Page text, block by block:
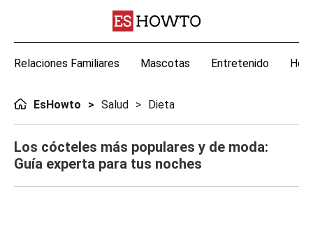
Relaciones Familiares Mascotas Entretenido
EsHowto Salud Dieta
Los cócteles más populares y de moda:
Guía experta para tus noches